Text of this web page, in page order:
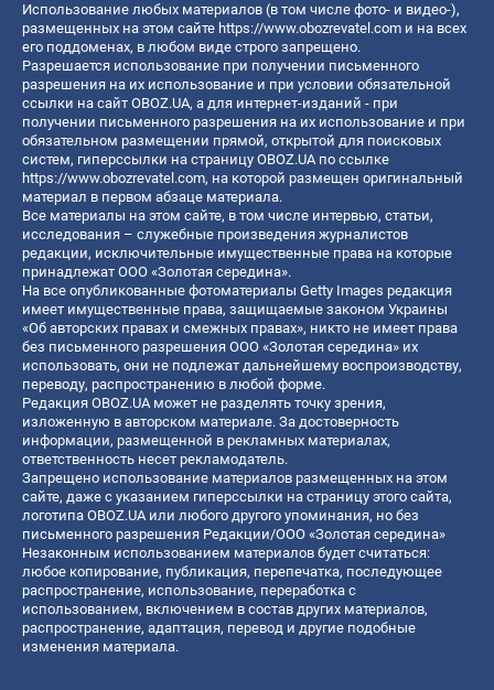
Использование любых материалов (в том числе фото- и видео-),
размещенных на этом сайте https://www.obozrevatel.com и на всех
его поддоменах, в любом виде строго запрещено.
Разрешается использование при получении письменного
разрешения на их использование и при условии обязательной
ссылки на сайт OBOZ.UA, а для интернет-изданий - при
получении письменного разрешения на их использование и при
обязательном размещении прямой, открытой для поисковых
систем, гиперссылки на страницу OBOZ.UA по ссылке
https://www.obozrevatel.com, на которой размещен оригинальный
материал в первом абзаце материала.
Все материалы на этом сайте, в том числе интервью, статьи,
исследования – служебные произведения журналистов
редакции, исключительные имущественные права на которые
принадлежат ООО «Золотая середина».
На все опубликованные фотоматериалы Getty Images редакция
имеет имущественные права, защищаемые законом Украины
«Об авторских правах и смежных правах», никто не имеет права
без письменного разрешения ООО «Золотая середина» их
использовать, они не подлежат дальнейшему воспроизводству,
переводу, распространению в любой форме.
Редакция OBOZ.UA может не разделять точку зрения,
изложенную в авторском материале. За достоверность
информации, размещенной в рекламных материалах,
ответственность несет рекламодатель.
Запрещено использование материалов размещенных на этом
сайте, даже с указанием гиперссылки на страницу этого сайта,
логотипа OBOZ.UA или любого другого упоминания, но без
письменного разрешения Редакции/ООО «Золотая середина»
Незаконным использованием материалов будет считаться:
любое копирование, публикация, перепечатка, последующее
распространение, использование, переработка с
использованием, включением в состав других материалов,
распространение, адаптация, перевод и другие подобные
изменения материала.